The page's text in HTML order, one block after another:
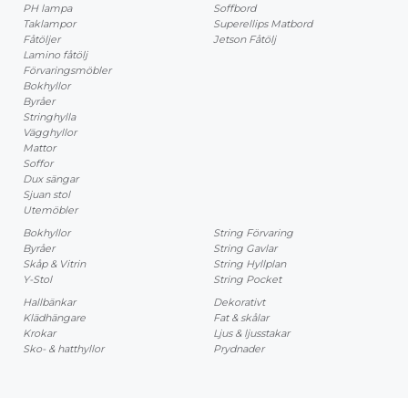
PH lampa
Taklampor
Fåtöljer
Lamino fåtölj
Förvaringsmöbler
Bokhyllor
Byråer
Stringhylla
Vägghyllor
Mattor
Soffor
Dux sängar
Sjuan stol
Utemöbler
Soffbord
Superellips Matbord
Jetson Fåtölj
Bokhyllor
Byråer
Skåp & Vitrin
Y-Stol
String Förvaring
String Gavlar
String Hyllplan
String Pocket
Hallbänkar
Klädhängare
Krokar
Sko- & hatthyllor
Dekorativt
Fat & skålar
Ljus & ljusstakar
Prydnader